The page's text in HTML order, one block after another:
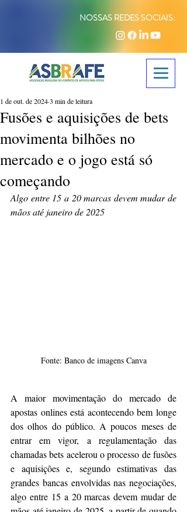
NOSSAS REDES SOCIAIS:
Fusões e aquisições de bets
movimenta bilhões no
mercado e o jogo está só
começando
1 de out. de 20243 min de leitura
Algo entre 15 a 20 marcas devem mudar de
mãos até janeiro de 2025
Fonte: Banco de imagens Canva
A maior movimentação do mercado de
apostas onlines está acontecendo bem longe
dos olhos do público. A poucos meses de
entrar em vigor, a regulamentação das
chamadas bets acelerou o processo de fusões
e aquisições e, segundo estimativas das
grandes bancas envolvidas nas negociações,
algo entre 15 a 20 marcas devem mudar de